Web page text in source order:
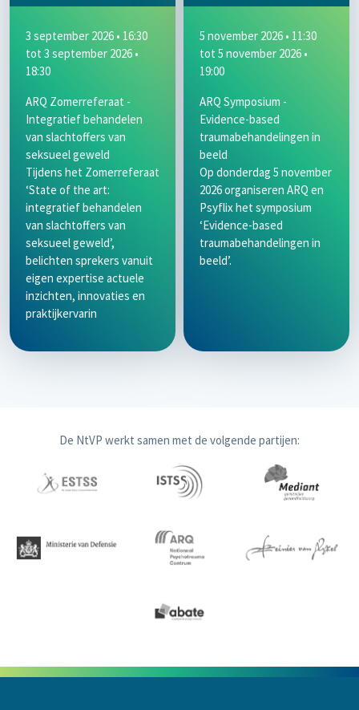
3 september 2026 • 16:30
tot 3 september 2026 •
18:30
ARQ Zomerreferaat -
Integratief behandelen
van slachtoffers van
seksueel geweld
Tijdens het Zomerreferaat
‘State of the art:
integratief behandelen
van slachtoffers van
seksueel geweld’,
belichten sprekers vanuit
eigen expertise actuele
inzichten, innovaties en
praktijkervarin
5 november 2026 • 11:30
tot 5 november 2026 •
19:00
ARQ Symposium -
Evidence-based
traumabehandelingen in
beeld
Op donderdag 5 november
2026 organiseren ARQ en
Psyflix het symposium
‘Evidence-based
traumabehandelingen in
beeld’.
De NtVP werkt samen met de volgende partijen: